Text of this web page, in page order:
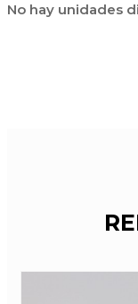
No hay unidades